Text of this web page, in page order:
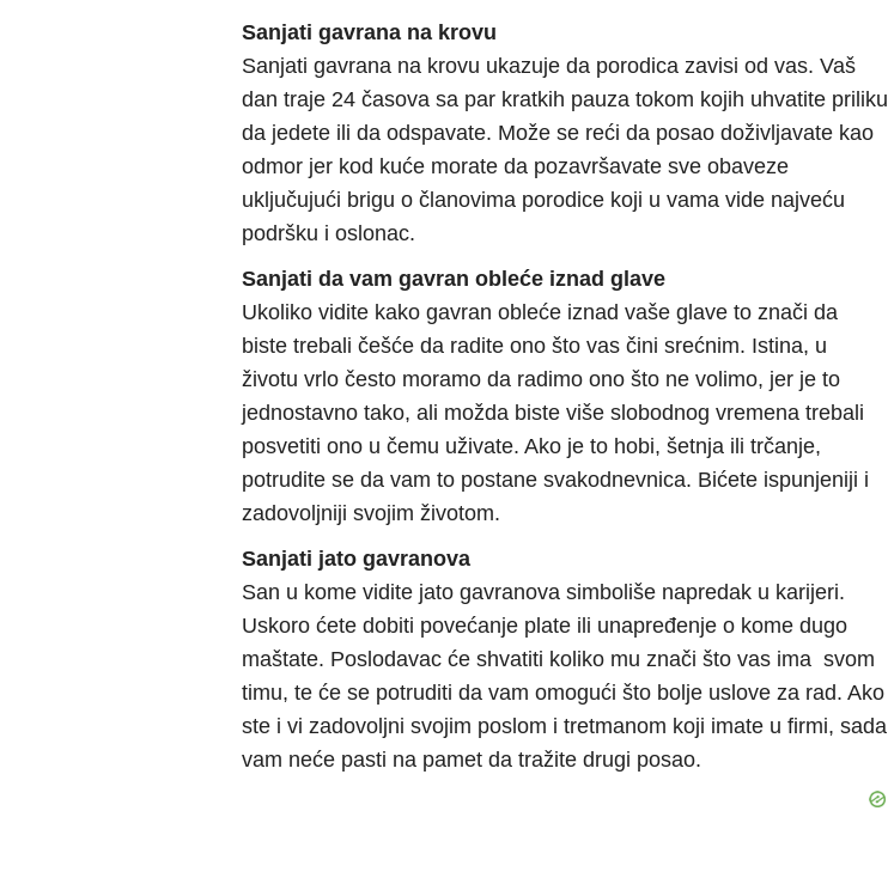
Sanjati gavrana na krovu
Sanjati gavrana na krovu ukazuje da porodica zavisi od vas. Vaš
dan traje 24 časova sa par kratkih pauza tokom kojih uhvatite priliku
da jedete ili da odspavate. Može se reći da posao doživljavate kao
odmor jer kod kuće morate da pozavršavate sve obaveze
uključujući brigu o članovima porodice koji u vama vide najveću
podršku i oslonac.
Sanjati da vam gavran obleće iznad glave
Ukoliko vidite kako gavran obleće iznad vaše glave to znači da
biste trebali češće da radite ono što vas čini srećnim. Istina, u
životu vrlo često moramo da radimo ono što ne volimo, jer je to
jednostavno tako, ali možda biste više slobodnog vremena trebali
posvetiti ono u čemu uživate. Ako je to hobi, šetnja ili trčanje,
potrudite se da vam to postane svakodnevnica. Bićete ispunjeniji i
zadovoljniji svojim životom.
Sanjati jato gavranova
San u kome vidite jato gavranova simboliše napredak u karijeri.
Uskoro ćete dobiti povećanje plate ili unapređenje o kome dugo
maštate. Poslodavac će shvatiti koliko mu znači što vas ima svom
timu, te će se potruditi da vam omogući što bolje uslove za rad. Ako
ste i vi zadovoljni svojim poslom i tretmanom koji imate u firmi, sada
vam neće pasti na pamet da tražite drugi posao.